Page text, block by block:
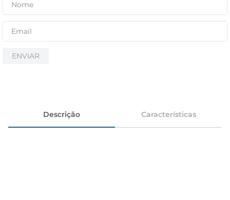
ENVIAR
Descrição Características
cerveja